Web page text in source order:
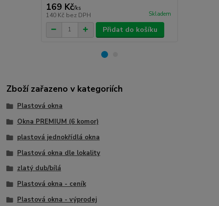
169 Kč/ks
140 Kč bez DPH Skladem
Přidat do košíku
Zboží zařazeno v kategoriích
Plastová okna
Okna PREMIUM (6 komor)
plastová jednokřídlá okna
Plastová okna dle lokality
zlatý dub/bílá
Plastová okna - ceník
Plastová okna - výprodej